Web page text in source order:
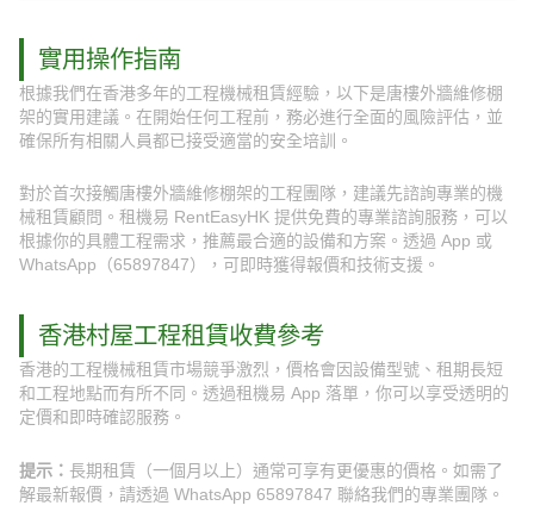
實用操作指南
根據我們在香港多年的工程機械租賃經驗，以下是唐樓外牆維修棚
架的實用建議。在開始任何工程前，務必進行全面的風險評估，並
確保所有相關人員都已接受適當的安全培訓。
對於首次接觸唐樓外牆維修棚架的工程團隊，建議先諮詢專業的機
械租賃顧問。租機易 RentEasyHK 提供免費的專業諮詢服務，可以
根據你的具體工程需求，推薦最合適的設備和方案。透過 App 或
WhatsApp（65897847），可即時獲得報價和技術支援。
香港村屋工程租賃收費參考
香港的工程機械租賃市場競爭激烈，價格會因設備型號、租期長短
和工程地點而有所不同。透過租機易 App 落單，你可以享受透明的
定價和即時確認服務。
提示： 長期租賃（一個月以上）通常可享有更優惠的價格。如需了
解最新報價，請透過 WhatsApp 65897847 聯絡我們的專業團隊。